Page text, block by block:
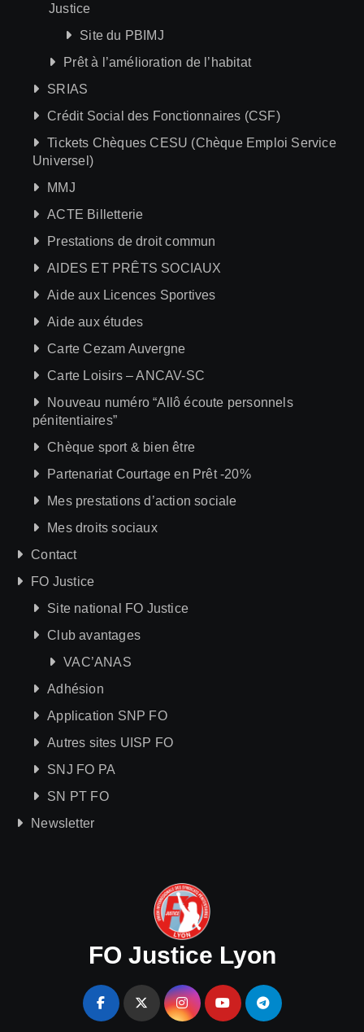
Justice
Site du PBIMJ
Prêt à l’amélioration de l’habitat
SRIAS
Crédit Social des Fonctionnaires (CSF)
Tickets Chèques CESU (Chèque Emploi Service
Universel)
MMJ
ACTE Billetterie
Prestations de droit commun
AIDES ET PRÊTS SOCIAUX
Aide aux Licences Sportives
Aide aux études
Carte Cezam Auvergne
Carte Loisirs – ANCAV-SC
Nouveau numéro “Allô écoute personnels
pénitentiaires”
Chèque sport & bien être
Partenariat Courtage en Prêt -20%
Mes prestations d’action sociale
Mes droits sociaux
Contact
FO Justice
Site national FO Justice
Club avantages
VAC’ANAS
Adhésion
Application SNP FO
Autres sites UISP FO
SNJ FO PA
SN PT FO
Newsletter
FO Justice Lyon